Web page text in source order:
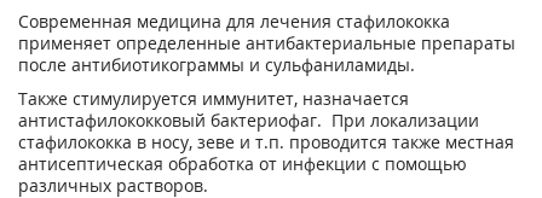
Современная медицина для лечения стафилококка
применяет определенные антибактериальные препараты
после антибиотикограммы и сульфаниламиды.
Также стимулируется иммунитет, назначается
антистафилококковый бактериофаг. При локализации
стафилококка в носу, зеве и т.п. проводится также местная
антисептическая обработка от инфекции с помощью
различных растворов.